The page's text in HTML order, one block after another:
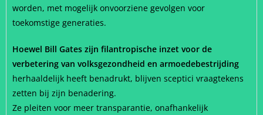
worden, met mogelijk onvoorziene gevolgen voor
toekomstige generaties.
Hoewel Bill Gates zijn filantropische inzet voor de
verbetering van volksgezondheid en armoedebestrijding
herhaaldelijk heeft benadrukt, blijven sceptici vraagtekens
zetten bij zijn benadering.
Ze pleiten voor meer transparantie, onafhankelijk